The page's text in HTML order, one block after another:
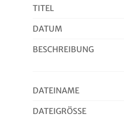
TITEL
DATUM
BESCHREIBUNG
DATEINAME
DATEIGRÖSSE